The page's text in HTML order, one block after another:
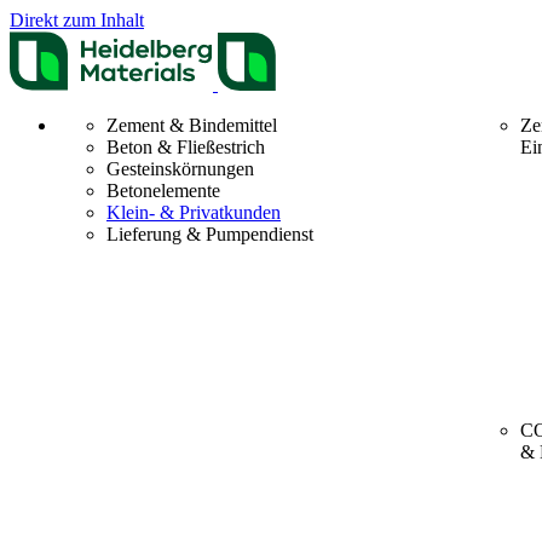
Direkt zum Inhalt
Zement & Bindemittel
Beton & Fließestrich
Gesteinskörnungen
Betonelemente
Klein- & Privatkunden
Lieferung & Pumpendienst
&